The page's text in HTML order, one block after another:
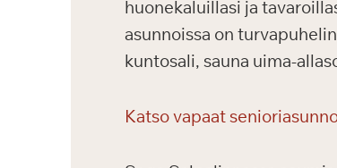
huonekaluillasi ja
asunnoissa on
kuntosali, sauna uima-
Katso vapaat